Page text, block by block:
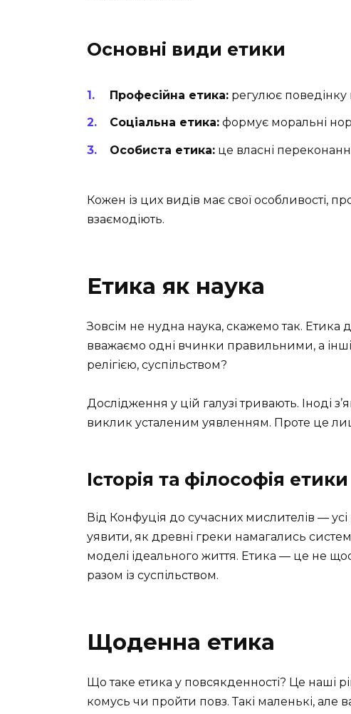
Основні види етики
Професійна етика: регулює поведінку
Соціальна етика: формує моральні
Особиста етика: це власні
Кожен із цих видів має свої особливості,
взаємодіють.
Етика як наука
Зовсім не нудна наука, скажемо так. Етика
вважаємо одні вчинки правильними, а
релігією, суспільством?
Дослідження у цій галузі тривають. Іноді
виклик усталеним уявленням. Проте це
Історія та філософія етики
Від Конфуція до сучасних мислителів —
уявити, як древні греки намагались
моделі ідеального життя. Етика — це не
разом із суспільством.
Щоденна етика
Що таке етика у повсякденності? Це наші
комусь чи пройти повз. Такі маленькі,